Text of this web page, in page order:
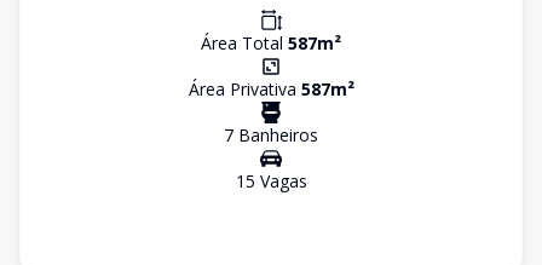
Área Total 587m²
Área Privativa 587m²
7 Banheiros
15 Vagas